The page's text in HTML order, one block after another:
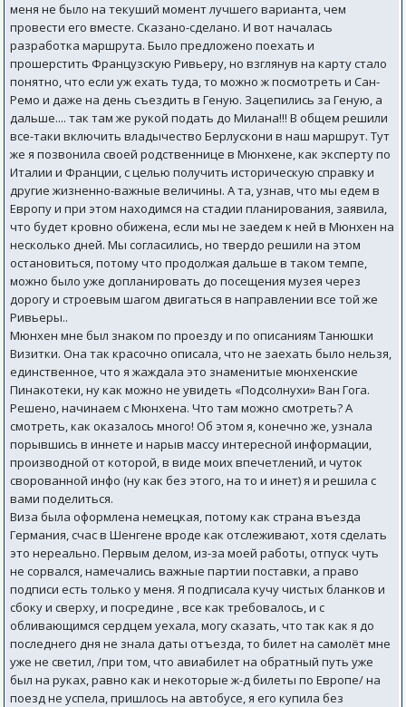
меня не было на текуший момент лучшего варианта, чем
провести его вместе. Сказано-сделано. И вот началась
разработка маршрута. Было предложено поехать и
прошерстить Французскую Ривьеру, но взглянув на карту стало
понятно, что если уж ехать туда, то можно ж посмотреть и Сан-
Ремо и даже на день съездить в Геную. Зацепились за Геную, а
дальше.... так там же рукой подать до Милана!!! В общем решили
все-таки включить владычество Берлускони в наш маршрут. Тут
же я позвонила своей родственнице в Мюнхене, как эксперту по
Италии и Франции, с целью получить историческую справку и
другие жизненно-важные величины. А та, узнав, что мы едем в
Европу и при этом находимся на стадии планирования, заявила,
что будет кровно обижена, если мы не заедем к ней в Мюнхен на
несколько дней. Мы согласились, но твердо решили на этом
остановиться, потому что продолжая дальше в таком темпе,
можно было уже допланировать до посещения музея через
дорогу и строевым шагом двигаться в направлении все той же
Ривьеры..
Мюнхен мне был знаком по проезду и по описаниям Танюшки
Визитки. Она так красочно описала, что не заехать было нельзя,
единственное, что я жаждала это знаменитые мюнхенские
Пинакотеки, ну как можно не увидеть «Подсолнухи» Ван Гога.
Решено, начинаем с Мюнхена. Что там можно смотреть? А
смотреть, как оказалось много! Об этом я, конечно же, узнала
порывшись в иннете и нарыв массу интересной информации,
производной от которой, в виде моих впечетлений, и чуток
сворованной инфо (ну как без этого, на то и инет) я и решила с
вами поделиться.
Виза была оформлена немецкая, потому как страна въезда
Германия, счас в Шенгене вроде как отслеживают, хотя сделать
это нереально. Первым делом, из-за моей работы, отпуск чуть
не сорвался, намечались важные партии поставки, а право
подписи есть только у меня. Я подписала кучу чистых бланков и
сбоку и сверху, и посредине , все как требовалось, и с
обливающимся сердцем уехала, могу сказать, что так как я до
последнего дня не знала даты отъезда, то билет на самолёт мне
уже не светил, /при том, что авиабилет на обратный путь уже
был на руках, равно как и некоторые ж-д билеты по Европе/ на
поезд не успела, пришлось на автобусе, я его купила без